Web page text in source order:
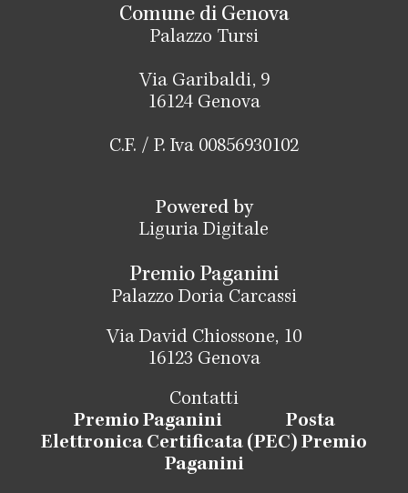
Comune di Genova
Palazzo Tursi
Via Garibaldi, 9
16124 Genova
C.F. / P. Iva 00856930102
Powered by
Liguria Digitale
Premio Paganini
Palazzo Doria Carcassi
Via David Chiossone, 10
16123 Genova
Contatti
Premio Paganini
Posta
Elettronica Certificata (PEC) Premio
Paganini